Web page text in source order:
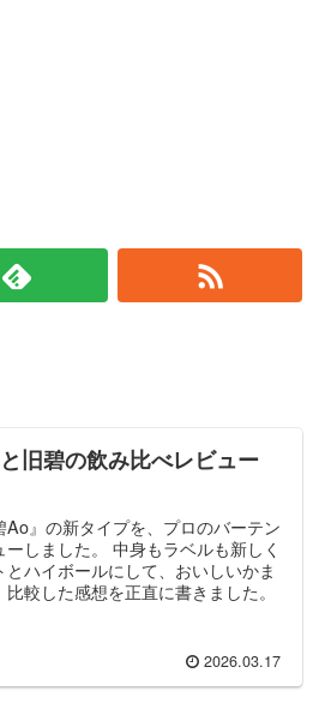
旧碧の飲み比べレビュー
』の新タイプを、プロのバーテン
しました。 中身もラベルも新しく
ハイボールにして、おいしいかま
較した感想を正直に書きました。
2026.03.17